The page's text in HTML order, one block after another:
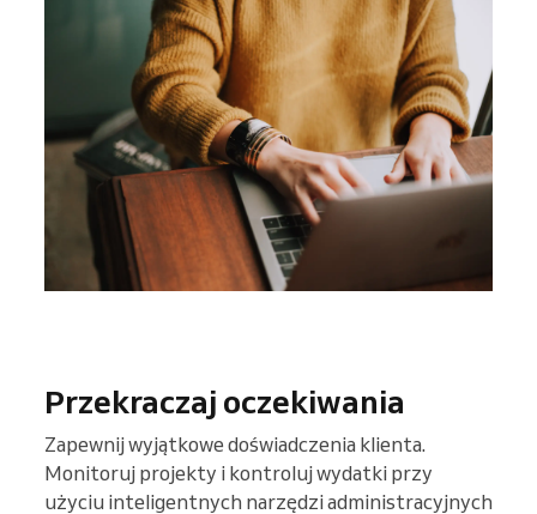
Przekraczaj oczekiwania
Zapewnij wyjątkowe doświadczenia klienta.
Monitoruj projekty i kontroluj wydatki przy
użyciu inteligentnych narzędzi administracyjnych